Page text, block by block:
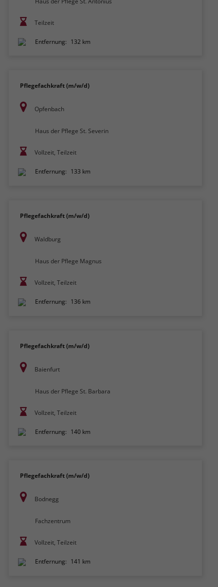
Teilzeit
Entfernung: 132 km
Pflegefachkraft (m/w/d)
Opfenbach
Haus der Pflege St. Severin
Vollzeit, Teilzeit
Entfernung: 133 km
Pflegefachkraft (m/w/d)
Waldburg
Haus der Pflege Magnus
Vollzeit, Teilzeit
Entfernung: 136 km
Pflegefachkraft (m/w/d)
Baienfurt
Haus der Pflege St. Barbara
Vollzeit, Teilzeit
Entfernung: 140 km
Pflegefachkraft (m/w/d)
Bodnegg
Fachzentrum
Vollzeit, Teilzeit
Entfernung: 141 km